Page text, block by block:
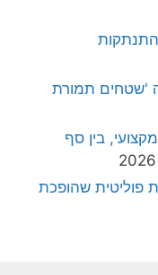
'שטחים תמורת
בין סף
פוליטית שהופכת